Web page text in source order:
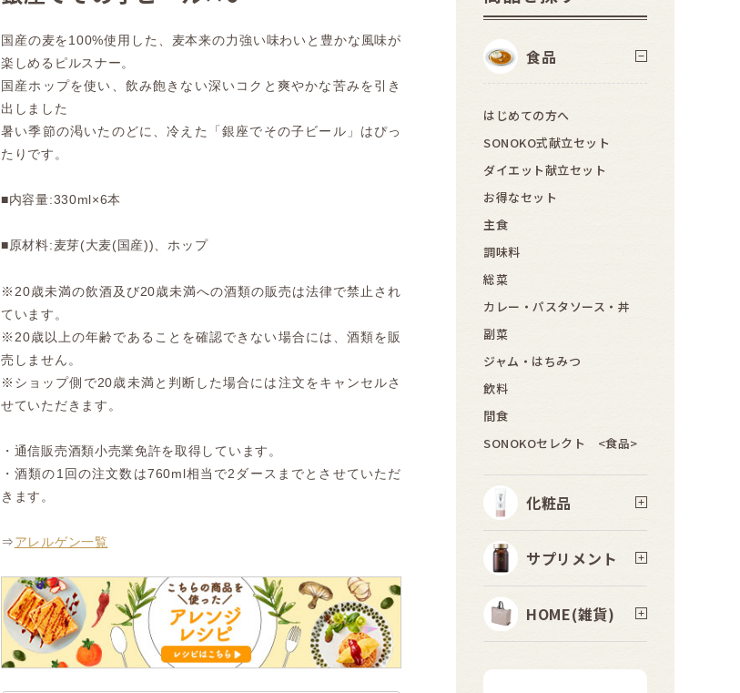
国産の麦を100%使用した、麦本来の力強い味わいと豊かな風味が
楽しめるピルスナー。
国産ホップを使い、飲み飽きない深いコクと爽やかな苦みを引き
出しました
暑い季節の渇いたのどに、冷えた「銀座でその子ビール」はぴっ
たりです。
■内容量:330ml×6本
■原材料:麦芽(大麦(国産))、ホップ
※20歳未満の飲酒及び20歳未満への酒類の販売は法律で禁止され
ています。
※20歳以上の年齢であることを確認できない場合には、酒類を販
売しません。
※ショップ側で20歳未満と判断した場合には注文をキャンセルさ
せていただきます。
・通信販売酒類小売業免許を取得しています。
・酒類の1回の注文数は760ml相当で2ダースまでとさせていただ
きます。
⇒アレルゲン一覧
食品
はじめての方へ
SONOKO式献立セット
ダイエット献立セット
お得なセット
主食
調味料
総菜
カレー・パスタソース・丼
副菜
ジャム・はちみつ
飲料
間食
SONOKOセレクト <食品>
化粧品
サプリメント
HOME(雑貨)